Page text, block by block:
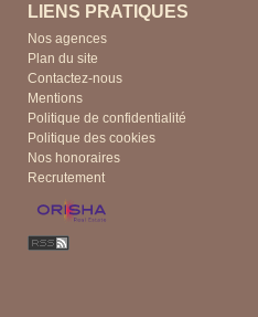
LIENS PRATIQUES
Nos agences
Plan du site
Contactez-nous
Mentions
Politique de confidentialité
Politique des cookies
Nos honoraires
Recrutement